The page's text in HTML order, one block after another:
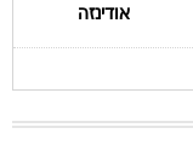
אודינזה